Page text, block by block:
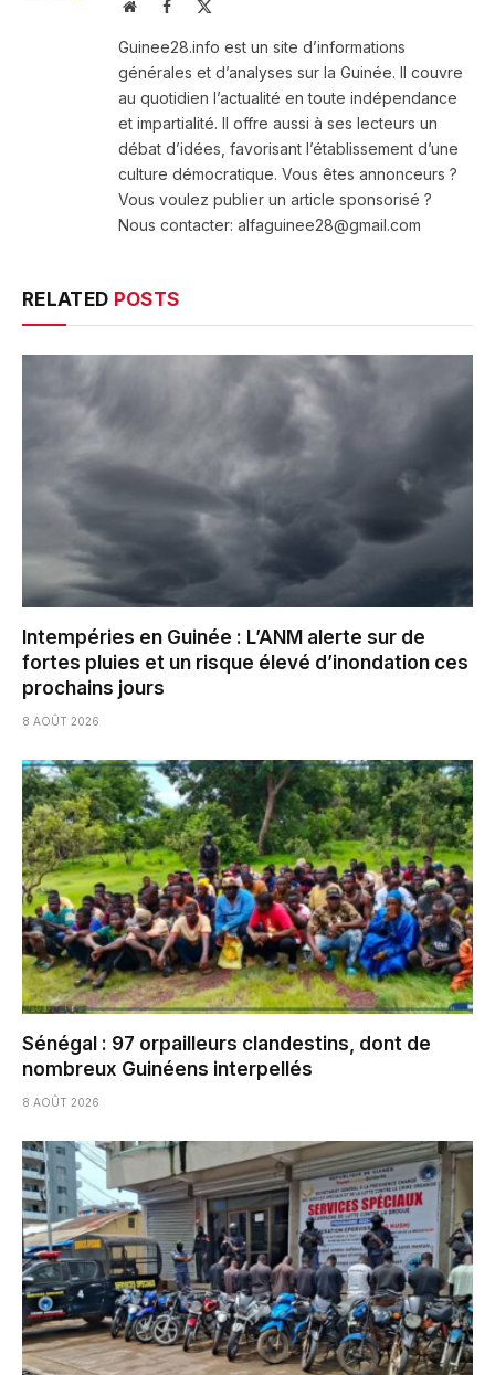
WebsiteFacebook
Guinee28.info est un site d’informations
générales et d’analyses sur la Guinée. Il couvre
au quotidien l’actualité en toute indépendance
et impartialité. Il offre aussi à ses lecteurs un
débat d’idées, favorisant l’établissement d’une
culture démocratique. Vous êtes annonceurs ?
Vous voulez publier un article sponsorisé ?
Nous contacter: alfaguinee28@gmail.com
RELATED POSTS
Intempéries en Guinée : L’ANM alerte sur de
fortes pluies et un risque élevé d’inondation ces
prochains jours
8 AOÛT 2026
Sénégal : 97 orpailleurs clandestins, dont de
nombreux Guinéens interpellés
8 AOÛT 2026